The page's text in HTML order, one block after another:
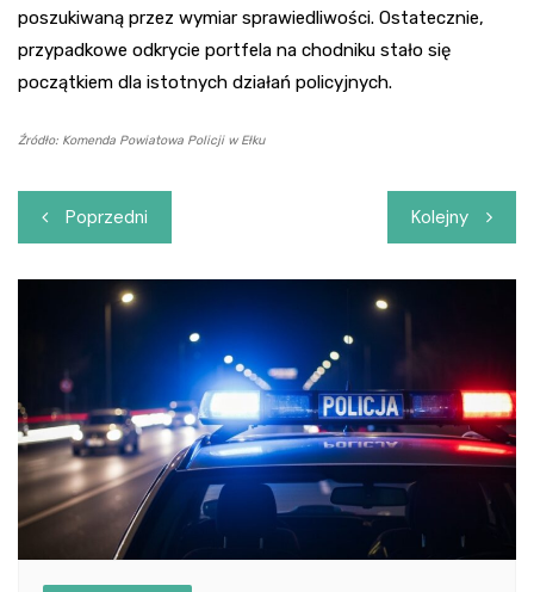
poszukiwaną przez wymiar sprawiedliwości. Ostatecznie,
przypadkowe odkrycie portfela na chodniku stało się
początkiem dla istotnych działań policyjnych.
Źródło: Komenda Powiatowa Policji w Ełku
Nawigacja
wpisu
Poprzedni Kolejny